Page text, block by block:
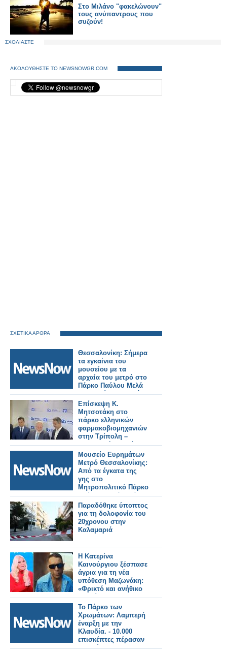
Στο Μιλάνο "φακελώνουν"
τους ανύπαντρους που
συζούν!
ΣΧΟΛΙΑΣΤΕ
ΑΚΟΛΟΥΘΗΣΤΕ ΤΟ NEWSNOWGR.COM
ΣΧΕΤΙΚΑ ΑΡΘΡΑ
Θεσσαλονίκη: Σήμερα
τα εγκαίνια του
μουσείου με τα
αρχαία του μετρό στο
Πάρκο Παύλου Μελά
παρουσία Μητσοτάκη
– Μενδώνη.
Επίσκεψη Κ.
Μητσοτάκη στο
πάρκο ελληνικών
φαρμακοβιομηχανιών
στην Τρίπολη –
Παραγωγή φαρμάκων
για όλη την Ευρώπη
Μουσείο Ευρημάτων
Μετρό Θεσσαλονίκης:
Από τα έγκατα της
γης στο
Μητροπολιτικό Πάρκο
Παύλου Μελά – Πότε
ανοίγει τις πύλες του
Παραδόθηκε ύποπτος
για τη δολοφονία του
20χρονου στην
Καλαμαριά
Η Κατερίνα
Καινούργιου ξέσπασε
άγρια για τη νέα
υπόθεση Μαζωνάκη:
«Φρικτό και ανήθικο
το τσίρκο που
στήθηκε από
εκπομπές με κουίζ και
φωτογραφίες»
Το Πάρκο των
Χρωμάτων: Λαμπερή
έναρξη με την
Κλαυδία. - 10.000
επισκέπτες πέρασαν
την πύλη!